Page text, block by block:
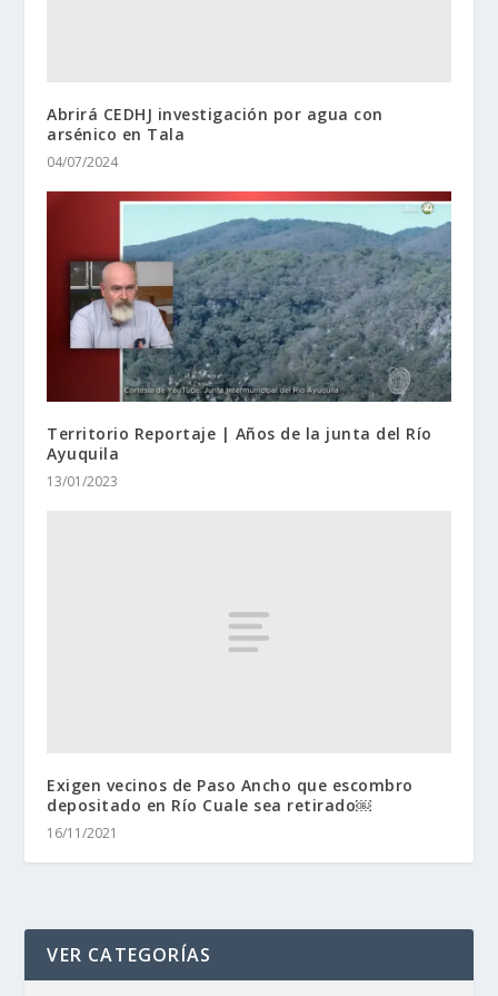
Abrirá CEDHJ investigación por agua con
arsénico en Tala
04/07/2024
Territorio Reportaje | Años de la junta del Río
Ayuquila
13/01/2023
Exigen vecinos de Paso Ancho que escombro
depositado en Río Cuale sea retirado￼
16/11/2021
VER CATEGORÍAS